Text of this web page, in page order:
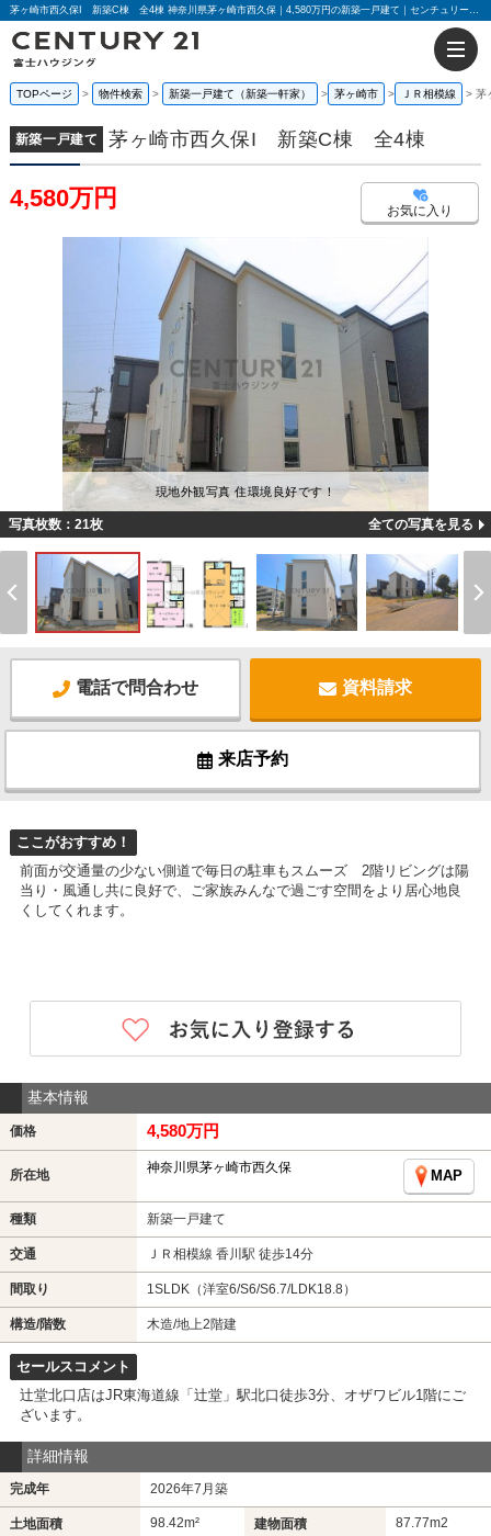
茅ヶ崎市西久保I 新築C棟 全4棟 神奈川県茅ヶ崎市西久保｜4,580万円の新築一戸建て｜センチュリー21富士ハウジング
TOPページ 物件検索 新築一戸建て（新築一軒家） 茅ヶ崎市 ＪＲ相模線 茅
新築一戸建て 茅ヶ崎市西久保I 新築C棟 全4棟
4,580万円 お気に入り
現地外観写真 住環境良好です！
写真枚数：21枚 全ての写真を見る
電話で問合わせ 資料請求
来店予約
ここがおすすめ！
前面が交通量の少ない側道で毎日の駐車もスムーズ 2階リビングは陽
当り・風通し共に良好で、ご家族みんなで過ごす空間をより居心地良
くしてくれます。
基本情報
価格 4,580万円
所在地 神奈川県茅ヶ崎市西久保
MAP
種類 新築一戸建て
交通 ＪＲ相模線 香川駅 徒歩14分
間取り 1SLDK（洋室6/S6/S6.7/LDK18.8）
構造/階数 木造/地上2階建
セールスコメント
辻堂北口店はJR東海道線「辻堂」駅北口徒歩3分、オザワビル1階にご
ざいます。
詳細情報
完成年 2026年7月築
土地面積 98.42m² 建物面積 87.77m2